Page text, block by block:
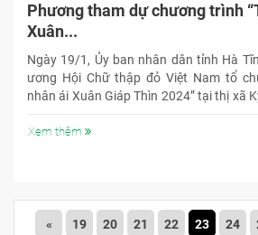
Phương tham dự chương trình
Xuân...
Ngày 19/1, Ủy ban nhân dân tỉnh Hà
ương Hội Chữ thập đỏ Việt Nam tổ
nhân ái Xuân Giáp Thìn 2024” tại thị xã
đã đến tham dự chương trình, cùng
Xem thêm
« 19 20 21 22 23 24